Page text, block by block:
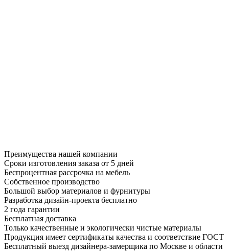
Преимущества нашей компании
Сроки изготовления заказа от 5 дней
Беспроцентная рассрочка на мебель
Собственное производство
Большой выбор материалов и фурнитуры
Разработка дизайн-проекта бесплатно
2 года гарантии
Бесплатная доставка
Только качественные и экологически чистые материалы
Продукция имеет сертификаты качества и соответствие ГОСТ
Бесплатный выезд дизайнера-замерщика по Москве и области